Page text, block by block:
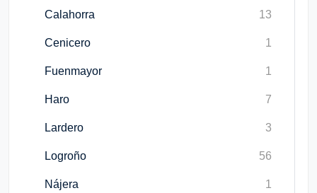
Calahorra 13
Cenicero 1
Fuenmayor 1
Haro 7
Lardero 3
Logroño 56
Nájera 1